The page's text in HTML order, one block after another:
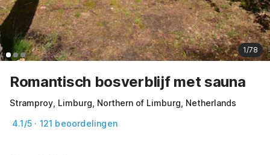
1/78
Romantisch bosverblijf met sauna
Stramproy, Limburg, Northern of Limburg, Netherlands
4.1/5 · 121 beoordelingen